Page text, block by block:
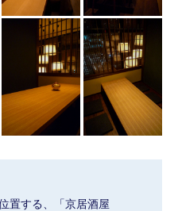
置する、「京居酒屋